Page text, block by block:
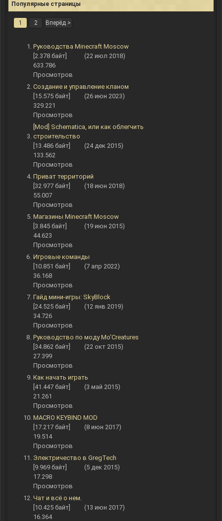
Популярные страницы
1 2 Вперёд >
Руководства Minecraft Moscow
[2.378 байт]
(22 июл 2018)
633.786
Просмотров
Создание и управление кланом
[15.575 байт]
(26 июн 2023)
329.221
Просмотров
[Mod] Schematica, или как облегчить
строительство
[13.486 байт]
(24 дек 2015)
133.562
Просмотров
Приват территорий
[32.977 байт]
(18 июн 2018)
55.007
Просмотров
Магазины Minecraft Moscow
[3.845 байт]
(19 июн 2015)
44.623
Просмотров
Игровые команды
[10.851 байт]
(7 апр 2022)
36.168
Просмотров
Гайд мини-игры: SkyBlock
[24.525 байт]
(12 янв 2019)
34.726
Просмотров
Руководство по моду Mo'Creatures
[34.862 байт]
(22 окт 2015)
27.399
Просмотров
Как начать играть
[41.447 байт]
(3 май 2015)
21.261
Просмотров
MACRO KEYBIND MOD
[17.217 байт]
(8 июн 2017)
19.514
Просмотров
Электричество в GregTech
[9.969 байт]
(5 дек 2015)
17.298
Просмотров
Чат и всё о нем.
[10.425 байт]
(13 июн 2017)
16.364